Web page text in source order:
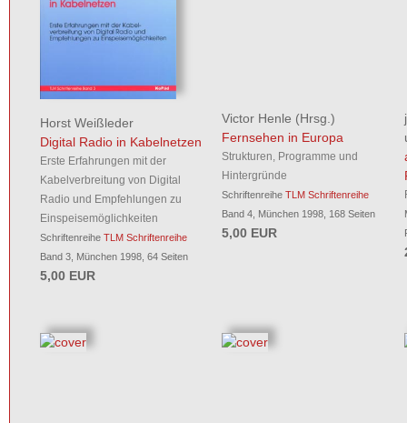
Horst Weißleder
Digital Radio in Kabelnetzen
Erste Erfahrungen mit der
Kabelverbreitung von Digital
Radio und Empfehlungen zu
Einspeisemöglichkeiten
Schriftenreihe TLM Schriftenreihe
Band 3, München 1998, 64 Seiten
5,00 EUR
Victor Henle (Hrsg.)
Fernsehen in Europa
Strukturen, Programme und
Hintergründe
SchriftenreiheTLM Schriftenreihe
Band 4, München 1998, 168 Seiten
5,00 EUR